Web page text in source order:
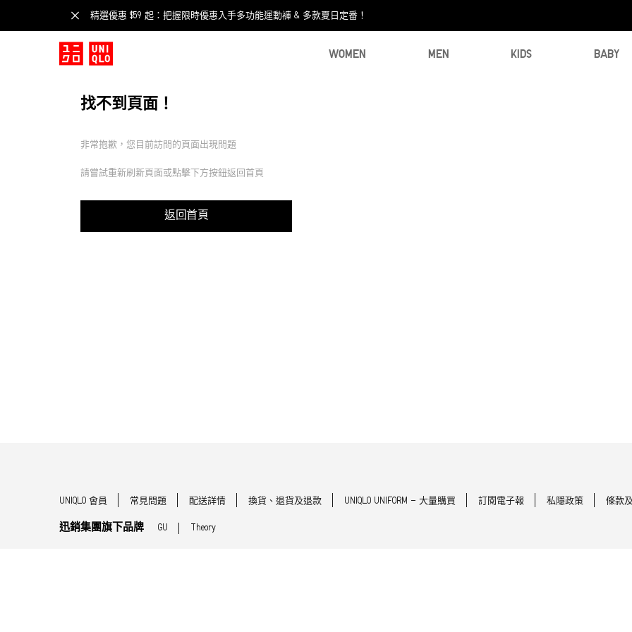
精選優惠 $59 起：把握限時優惠入手多功能運動褲 & 多款夏日定番！​
WOMEN MEN KIDS BABY
找不到頁面！
非常抱歉，您目前訪問的頁面出現問題
請嘗試重新刷新頁面或點擊下方按鈕返回首頁
返回首頁
UNIQLO 會員 常見問題 配送詳情 換貨、退貨及退款 UNIQLO UNIFORM - 大量購買 訂閱電子報 私隱政策 條款
迅銷集團旗下品牌 GU Theory